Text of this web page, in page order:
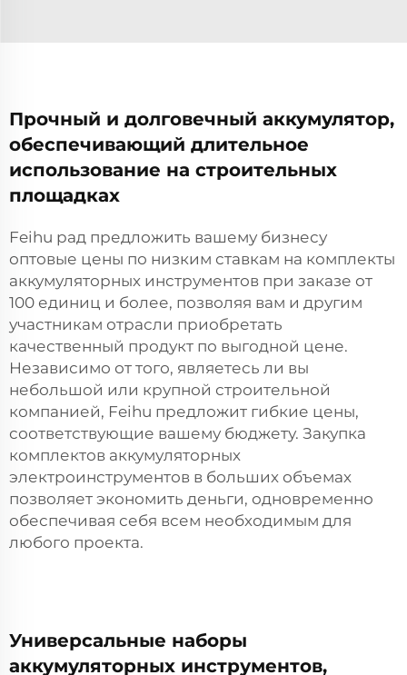
Прочный и долговечный аккумулятор,
обеспечивающий длительное
использование на строительных
площадках
Feihu рад предложить вашему бизнесу
оптовые цены по низким ставкам на комплекты
аккумуляторных инструментов при заказе от
100 единиц и более, позволяя вам и другим
участникам отрасли приобретать
качественный продукт по выгодной цене.
Независимо от того, являетесь ли вы
небольшой или крупной строительной
компанией, Feihu предложит гибкие цены,
соответствующие вашему бюджету. Закупка
комплектов аккумуляторных
электроинструментов в больших объемах
позволяет экономить деньги, одновременно
обеспечивая себя всем необходимым для
любого проекта.
Универсальные наборы
аккумуляторных инструментов,